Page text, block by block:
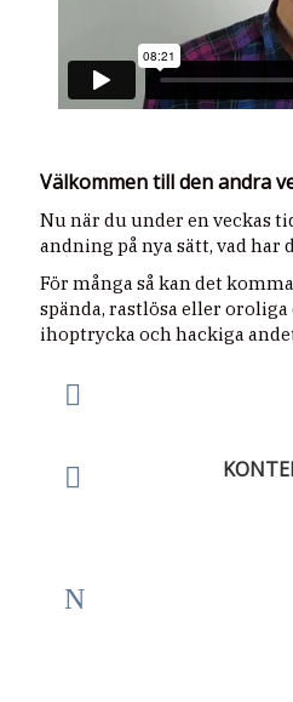
Välkommen till den andra
Nu när du under en veckas
andning på nya sätt, vad har
För många så kan det
spända, rastlösa eller
ihoptrycka och hackiga